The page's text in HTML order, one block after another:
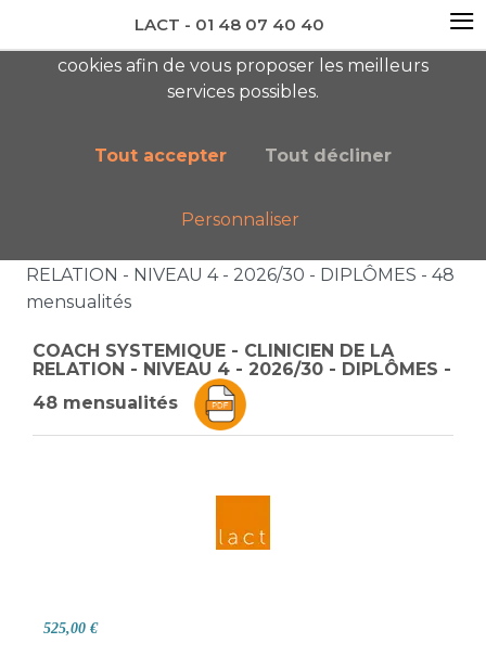
newsletter AC
Liste des catégories
RELATION - NIVEAU 4 - 2026/30 - DIPLÔMES - 48
mensualités
COACH SYSTEMIQUE - CLINICIEN DE LA
RELATION - NIVEAU 4 - 2026/30 - DIPLÔMES -
48 mensualités
525,00 €
cookies afin de vous proposer les meilleurs
services possibles.
Tout accepter Tout décliner
Personnaliser
LACT - 01 48 07 40 40 ≡